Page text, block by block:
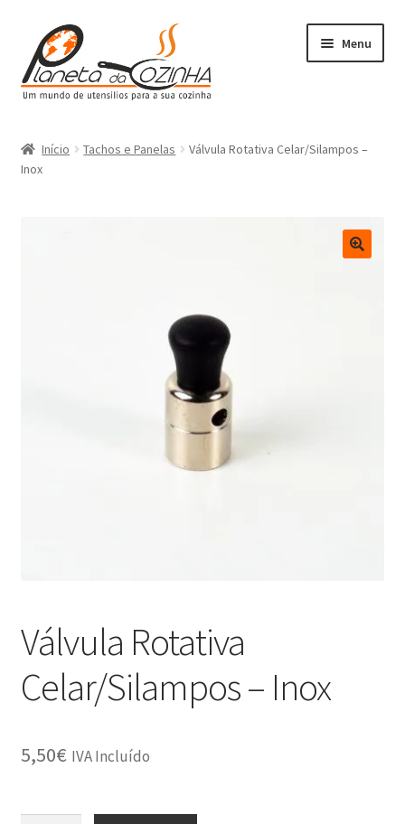
Menu
Carrinho
Início Tachos e Panelas
Válvula Rotativa Celar/Silampos –
Inox
Válvula Rotativa
Celar/Silampos – Inox
5,50€ IVA Incluído